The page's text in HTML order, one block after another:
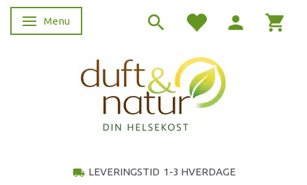
Skifte navigation
Menu
local_shipping LEVERINGSTID 1-3 HVERDAGE